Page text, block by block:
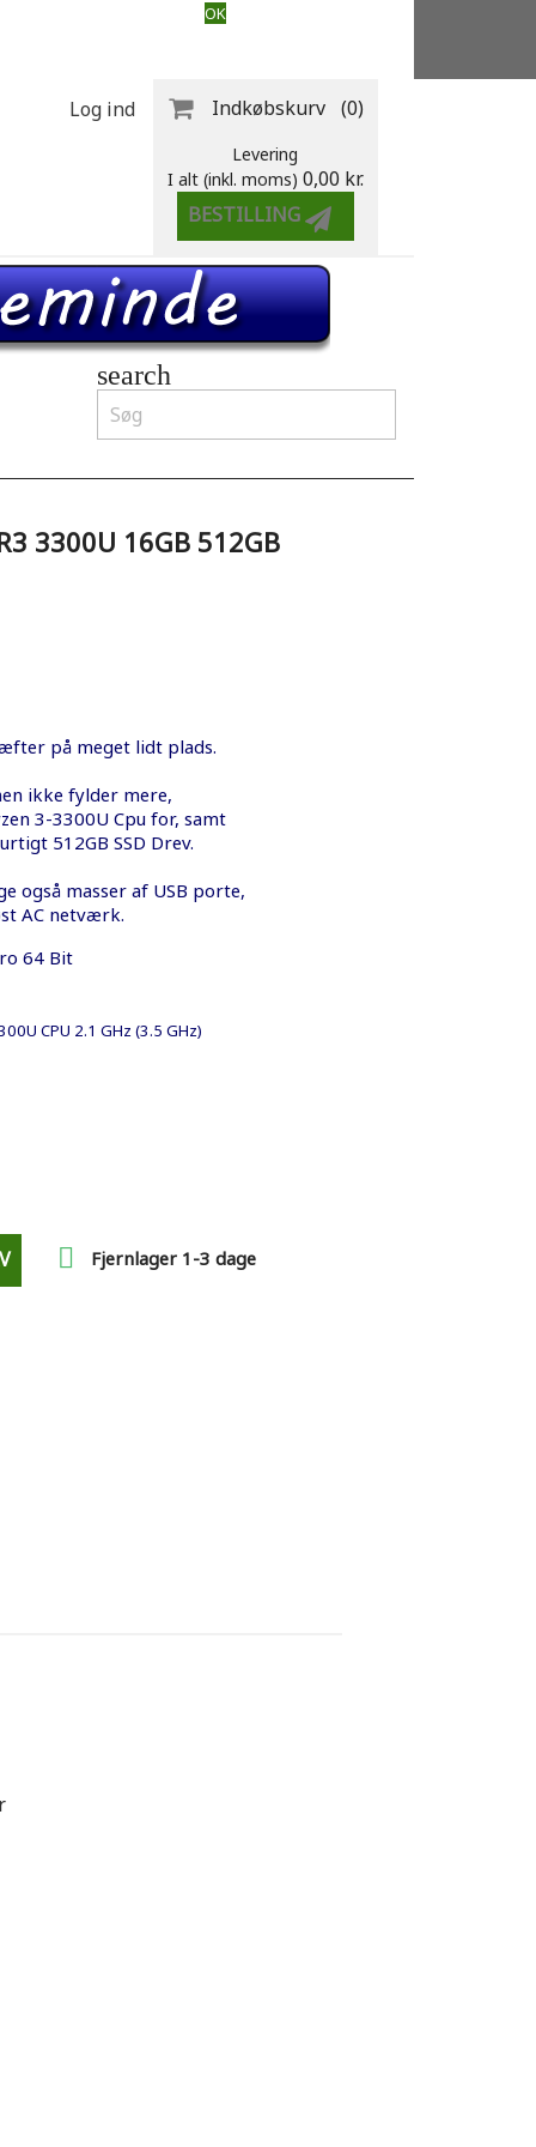
OK
Log ind Indkøbskurv (0)
Levering
I alt (inkl. moms) 0,00 kr.
BESTILLING
search
3300U 16GB 512GB
på meget lidt plads.
ikke fylder mere,
3-3300U Cpu for, samt
512GB SSD Drev.
også masser af USB porte,
AC netværk.
64 Bit
CPU 2.1 GHz (3.5 GHz)
 Fjernlager 1-3 dage